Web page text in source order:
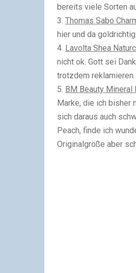
bereits viele Sorten
3. Thomas Sabo
hier und da
4. Lavolta Shea
nicht ok. Gott sei
trotzdem
5. BM Beauty Mineral
Marke, die ich bisher
sich daraus auch
Peach, finde ich
Originalgröße aber